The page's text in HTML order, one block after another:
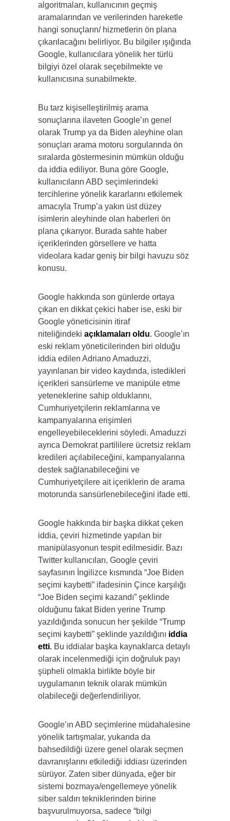
algoritmaları, kullanıcının geçmiş
aramalarından ve verilerinden hareketle
hangi sonuçların/ hizmetlerin ön plana
çıkarılacağını belirliyor. Bu bilgiler ışığında
Google, kullanıcılara yönelik her türlü
bilgiyi özel olarak seçebilmekte ve
kullanıcısına sunabilmekte.
Bu tarz kişiselleştirilmiş arama
sonuçlarına ilaveten Google’ın genel
olarak Trump ya da Biden aleyhine olan
sonuçları arama motoru sorgularında ön
sıralarda göstermesinin mümkün olduğu
da iddia ediliyor. Buna göre Google,
kullanıcıların ABD seçimlerindeki
tercihlerine yönelik kararlarını etkilemek
amacıyla Trump’a yakın üst düzey
isimlerin aleyhinde olan haberleri ön
plana çıkarıyor. Burada sahte haber
içeriklerinden görsellere ve hatta
videolara kadar geniş bir bilgi havuzu söz
konusu.
Google hakkında son günlerde ortaya
çıkan en dikkat çekici haber ise, eski bir
Google yöneticisinin itiraf
niteliğindeki açıklamaları oldu. Google’ın
eski reklam yöneticilerinden biri olduğu
iddia edilen Adriano Amaduzzi,
yayınlanan bir video kaydında, istedikleri
içerikleri sansürleme ve manipüle etme
yeteneklerine sahip olduklarını,
Cumhuriyetçilerin reklamlarına ve
kampanyalarına erişimleri
engelleyebileceklerini söyledi. Amaduzzi
ayrıca Demokrat partililere ücretsiz reklam
kredileri açılabileceğini, kampanyalarına
destek sağlanabileceğini ve
Cumhuriyetçilere ait içeriklerin de arama
motorunda sansürlenebileceğini ifade etti.
Google hakkında bir başka dikkat çeken
iddia, çeviri hizmetinde yapılan bir
manipülasyonun tespit edilmesidir. Bazı
Twitter kullanıcıları, Google çeviri
sayfasının İngilizce kısmında “Joe Biden
seçimi kaybetti” ifadesinin Çince karşılığı
“Joe Biden seçimi kazandı” şeklinde
olduğunu fakat Biden yerine Trump
yazıldığında sonucun her şekilde “Trump
seçimi kaybetti” şeklinde yazıldığını iddia
etti. Bu iddialar başka kaynaklarca detaylı
olarak incelenmediği için doğruluk payı
şüpheli olmakla birlikte böyle bir
uygulamanın teknik olarak mümkün
olabileceği değerlendiriliyor.
Google’ın ABD seçimlerine müdahalesine
yönelik tartışmalar, yukarıda da
bahsedildiği üzere genel olarak seçmen
davranışlarını etkilediği iddiası üzerinden
sürüyor. Zaten siber dünyada, eğer bir
sistemi bozmaya/engellemeye yönelik
siber saldırı tekniklerinden birine
başvurulmuyorsa, sadece “bilgi